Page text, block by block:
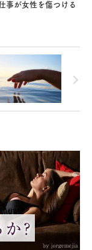
事が女性を傷つける